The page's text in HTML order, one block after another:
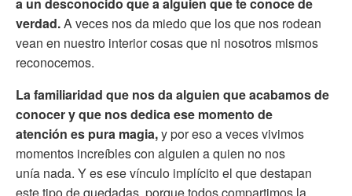
a un desconocido que a alguien que te conoce de
verdad.A veces nos da miedo que los que nos rodean
vean en nuestro interior cosas que ni nosotros mismos
reconocemos.
La familiaridad que nos da alguien que acabamos de
conocer y que nos dedica ese momento de
atención es pura magia,y por eso a veces vivimos
momentos increíbles con alguien a quien no nos
unía nada. Y es ese vínculo implícito el que destapan